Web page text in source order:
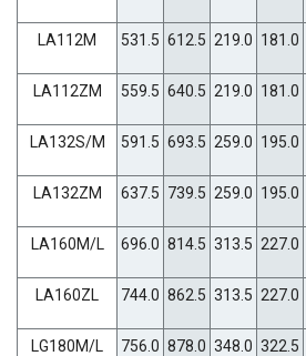
LA112M 531.5 612.5 219.0 181.0
LA112ZM 559.5 640.5 219.0 181.0
LA132S/M 591.5 693.5 259.0 195.0
LA132ZM 637.5 739.5 259.0 195.0
LA160M/L 696.0 814.5 313.5 227.0
LA160ZL 744.0 862.5 313.5 227.0
LG180M/L 756.0 878.0 348.0 322.5